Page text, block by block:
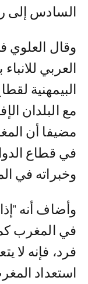
السادس إلى
وقال العلوي
العربي
البيمهنية
مع البلدان
مضيفا أن
في قطاع
وخبراته في
وأضاف أنه
استعداد